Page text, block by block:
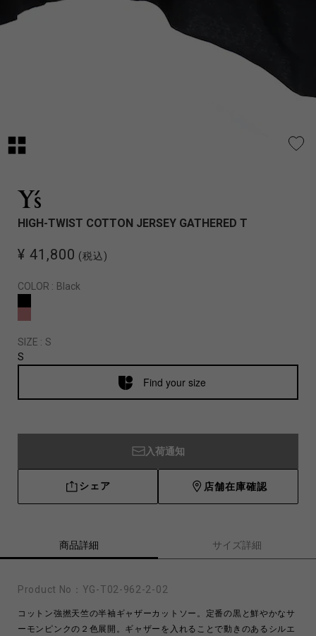
HIGH-TWIST COTTON JERSEY GATHERED T
¥ 41,800 (税込)
COLOR : Black
SIZE : S
S
Find your size
入荷通知
シェア 店舗在庫確認
商品詳細 サイズ詳細
Product No： YG-T02-962-2-02
コットン強撚天竺の半袖ギャザーカットソー。定番の黒と鮮やかなサ
ーモンピンクの２色展開。ギャザーを入れることで動きのあるシルエ